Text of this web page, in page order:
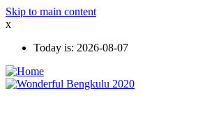
Skip to main content
x
Today is: 2026-08-07